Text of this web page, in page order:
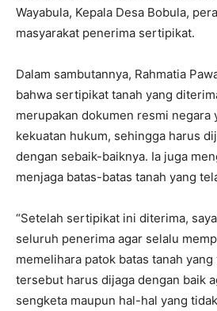
Wayabula, Kepala Desa Bobula,
masyarakat penerima sertipikat.
‎Dalam sambutannya, Rahmatia
bahwa sertipikat tanah yang
merupakan dokumen resmi negara
kekuatan hukum, sehingga harus
dengan sebaik-baiknya. Ia juga
menjaga batas-batas tanah yang
‎“Setelah sertipikat ini diterima,
seluruh penerima agar selalu
memelihara patok batas tanah
tersebut harus dijaga dengan baik
sengketa maupun hal-hal yang